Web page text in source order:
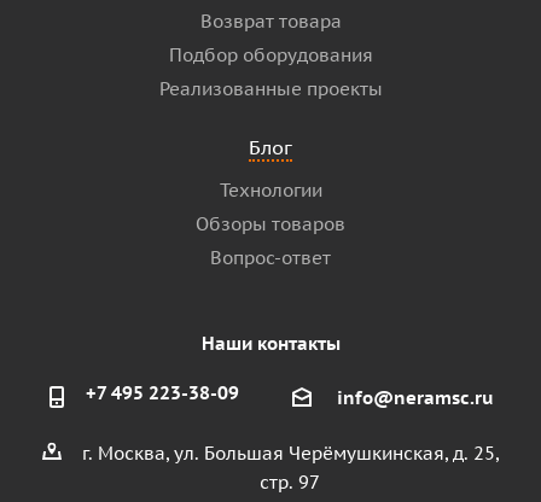
Возврат товара
Подбор оборудования
Реализованные проекты
Блог
Технологии
Обзоры товаров
Вопрос-ответ
Наши контакты
+7 495 223-38-09 info@neramsc.ru
г. Москва, ул. Большая Черёмушкинская, д. 25,
стр. 97